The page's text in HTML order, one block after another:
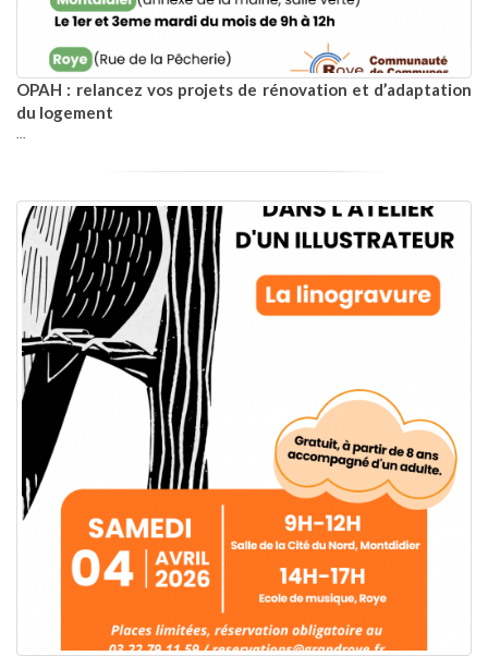
OPAH : relancez vos projets de rénovation et d’adaptation
du logement
...